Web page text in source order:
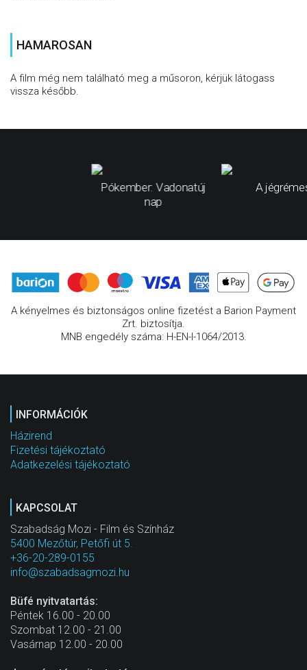
HAMAROSAN
A film még nem található meg a műsoron, kérjük látogass
vissza később.
Pókember: Vadonatúj
nap
A
A kényelmes és biztonságos online fizetést a Barion Payment
Zrt. biztosítja.
MNB engedély száma: H-EN-I-1064/2013.
INFORMÁCIÓK
Házirend
Fizetési tájékoztató
Adatkezelési tájékoztató
KAPCSOLAT
Szabadság Mozi - Film és Színház
5400 Mezőtúr, Petőfi út 5.
+36-20-289-0155
info@szabadsagmozi.hu
Büfé nyitvatartás:
Péntek 16.00 - 20.00
Szombat 12.00 - 21.00
Vasárnap 12.00 - 20.00